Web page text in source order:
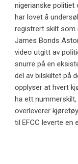
nigerianske politiet
har lovet å
registrert skilt som
James Bonds
video utgitt av
snurre på en
del av bilskiltet på
opplyser at hvert
ha ett nummerskilt,
overleverer
til EFCC leverte en